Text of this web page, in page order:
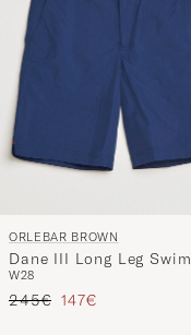
ORLEBAR BROWN
Dane III Long Leg Swim
Shorts Navy
W28
Precio ordinario
245€ Precio reducido
147€